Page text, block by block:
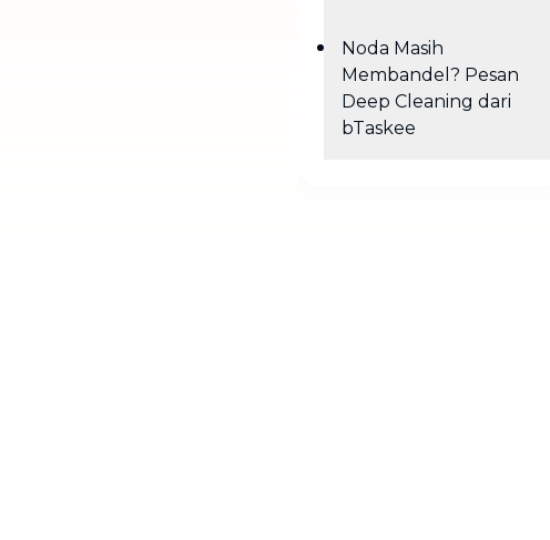
Noda Masih
Membandel? Pesan
Deep Cleaning dari
bTaskee